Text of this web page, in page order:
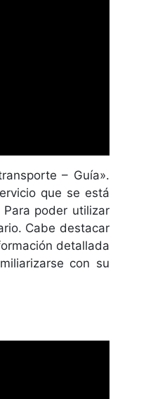
– Guía».
que se está
poder utilizar
Cabe destacar
detallada
con su